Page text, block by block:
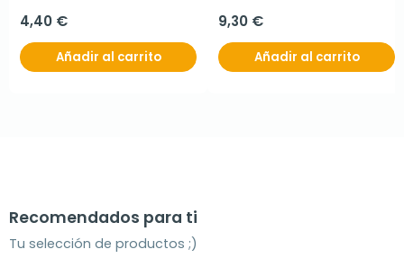
4,40 €
Añadir al carrito
9,30 €
Añadir al carrito
Recomendados para ti
Tu selección de productos ;)